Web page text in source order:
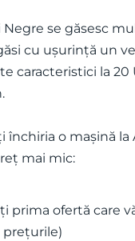
Negre se găsesc
cu ușurință un
caracteristici la 20
închiria o mașină la
mai mic:
prima ofertă care
prețurile)